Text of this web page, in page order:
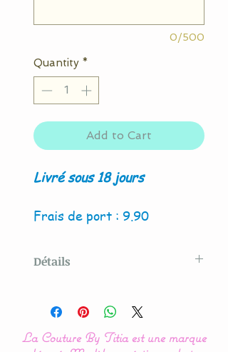
0/500
Quantity *
Add to Cart
Livré sous 18 jours
Frais de port : 9.90
Détails
Couture By Titia
Ce tour de Lit est composé
La Couture By Titia est une marque